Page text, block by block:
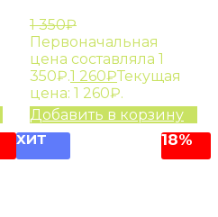
1 350₽
Первоначальная
цена составляла 1
350₽.1 260₽Текущая
цена: 1 260₽.
Добавить в корзину
ХИТ 18%